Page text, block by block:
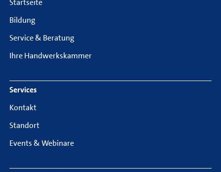
Startseite
Bildung
Service & Beratung
Ihre Handwerkskammer
Services
Kontakt
Standort
Events & Webinare